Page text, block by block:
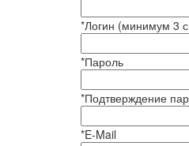
*Логин (минимум 3
*Пароль
*Подтверждение
*E-Mail